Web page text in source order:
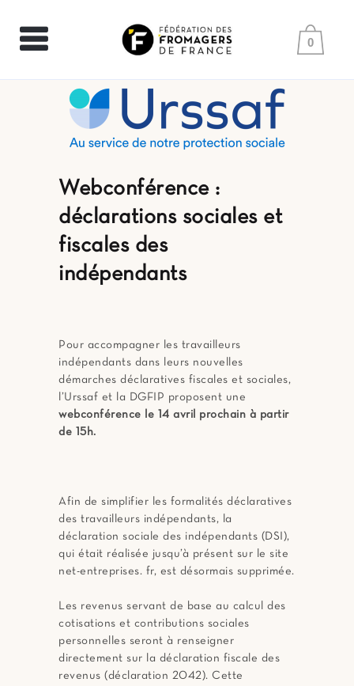
0
Webconférence :
déclarations sociales et
fiscales des
indépendants
Pour accompagner les travailleurs
indépendants dans leurs nouvelles
démarches déclaratives fiscales et sociales,
l’Urssaf et la DGFIP proposent une
webconférence le 14 avril prochain à partir
de 15h.
Afin de simplifier les formalités déclaratives
des travailleurs indépendants, la
déclaration sociale des indépendants (DSI),
qui était réalisée jusqu’à présent sur le site
net-entreprises. fr, est désormais supprimée.
Les revenus servant de base au calcul des
cotisations et contributions sociales
personnelles seront à renseigner
directement sur la déclaration fiscale des
revenus (déclaration 2042). Cette